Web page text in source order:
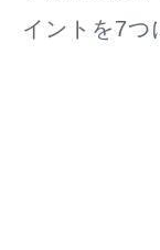
イントを7つ